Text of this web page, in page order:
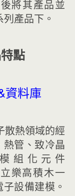
將其產品並
產品下。
點
資料庫
散熱領域的經
管、致冷晶
組化元件
樂高積木一
設備建模。